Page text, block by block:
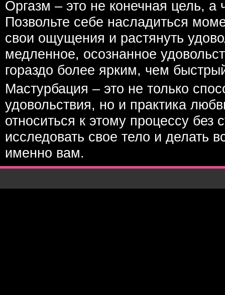
Оргазм – это не конечная цель, а
Позвольте себе насладиться
свои ощущения и растянуть
медленное, осознанное
гораздо более ярким, чем
Мастурбация – это не только
удовольствия, но и практика
относиться к этому процессу без
исследовать свое тело и делать
именно вам.